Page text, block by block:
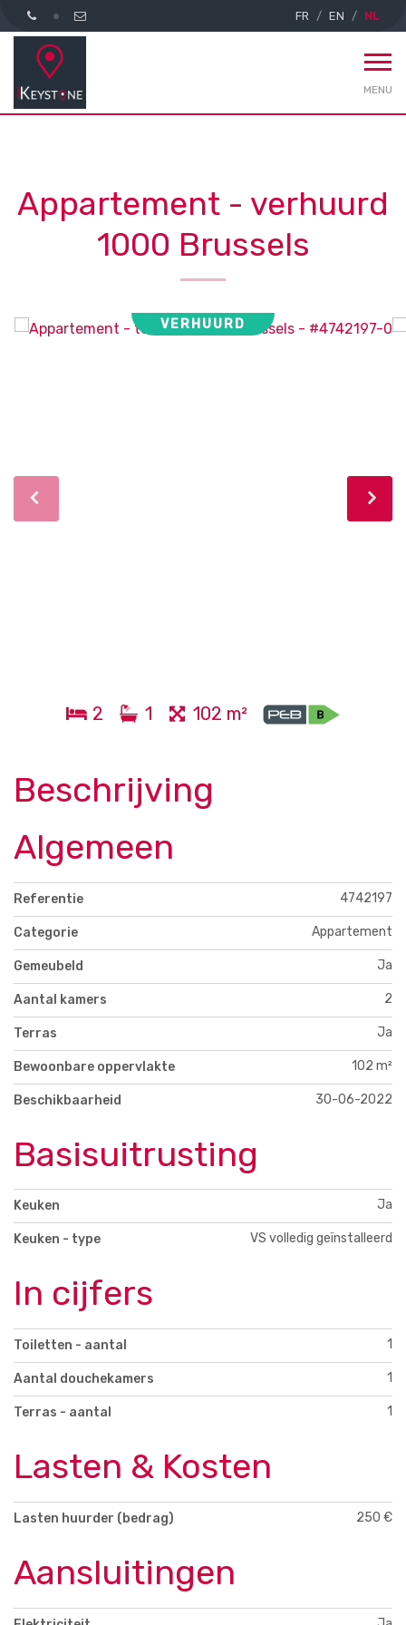
FR EN NL
MENU
Appartement - verhuurd
1000 Brussels
VERHUURD
2 1 102 m²
Beschrijving
Algemeen
Referentie 4742197
Categorie Appartement
Gemeubeld Ja
Aantal kamers 2
Terras Ja
Bewoonbare oppervlakte 102 m²
Beschikbaarheid 30-06-2022
Basisuitrusting
Keuken Ja
Keuken - type VS volledig geïnstalleerd
In cijfers
Toiletten - aantal 1
Aantal douchekamers 1
Terras - aantal 1
Lasten & Kosten
Lasten huurder (bedrag) 250 €
Aansluitingen